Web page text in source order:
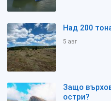
Над 200
5 авг
Защо
остри?